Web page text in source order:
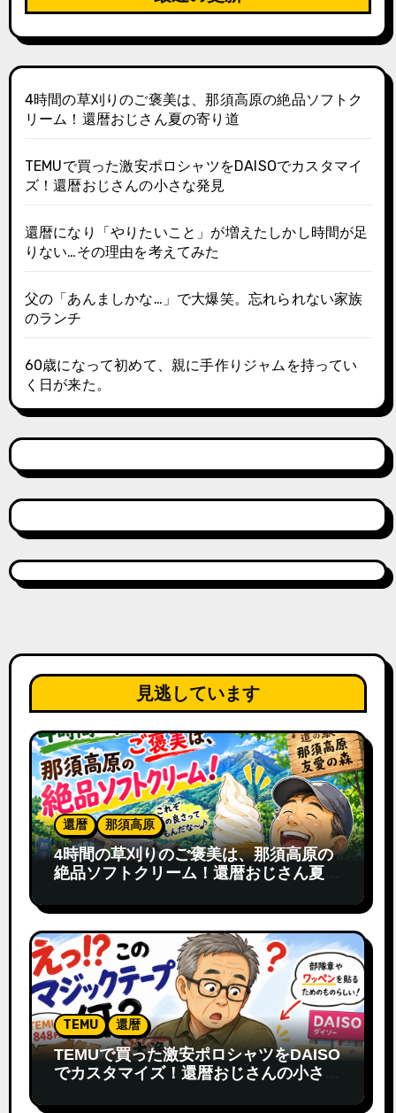
4時間の草刈りのご褒美は、那須高原の絶品ソフトク
リーム！還暦おじさん夏の寄り道
TEMUで買った激安ポロシャツをDAISOでカスタマイ
ズ！還暦おじさんの小さな発見
還暦になり「やりたいこと」が増えたしかし時間が足
りない…その理由を考えてみた
父の「あんましかな…」で大爆笑。忘れられない家族
のランチ
60歳になって初めて、親に手作りジャムを持ってい
く日が来た。
見逃しています
還暦 那須高原
4時間の草刈りのご褒美は、那須高原の
絶品ソフトクリーム！還暦おじさん夏の
TEMU 還暦
TEMUで買った激安ポロシャツをDAISO
でカスタマイズ！還暦おじさんの小さな